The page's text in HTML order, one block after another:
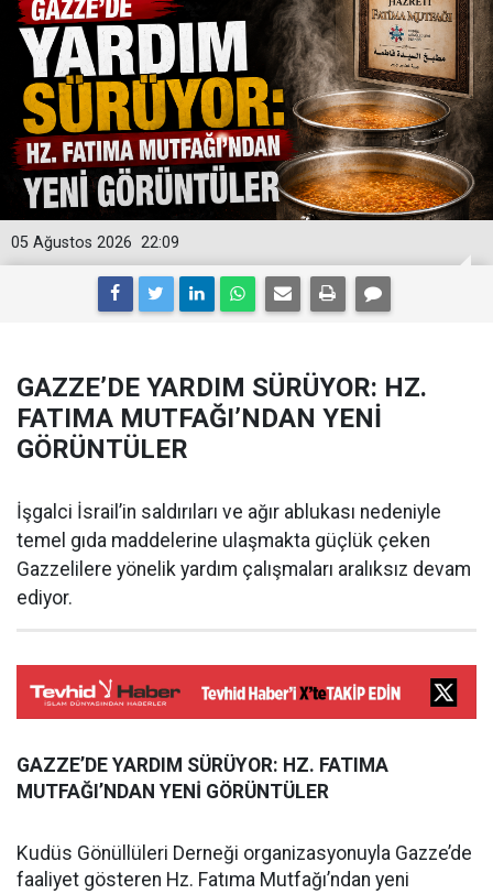
22:09
05 Ağustos 2026
GAZZE’DE YARDIM SÜRÜYOR: HZ.
FATIMA MUTFAĞI’NDAN YENİ
GÖRÜNTÜLER
İşgalci İsrail’in saldırıları ve ağır ablukası nedeniyle
temel gıda maddelerine ulaşmakta güçlük çeken
Gazzelilere yönelik yardım çalışmaları aralıksız devam
ediyor.
GAZZE’DE YARDIM SÜRÜYOR: HZ. FATIMA
MUTFAĞI’NDAN YENİ GÖRÜNTÜLER
Kudüs Gönüllüleri Derneği organizasyonuyla Gazze’de
faaliyet gösteren Hz. Fatıma Mutfağı’ndan yeni